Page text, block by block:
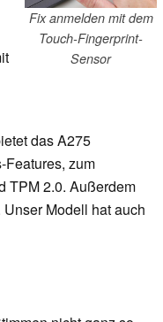
Fix anmelden mit dem
Touch-Fingerprint-
Sensor
das A275
zum
TPM 2.0. Außerdem
Modell hat auch